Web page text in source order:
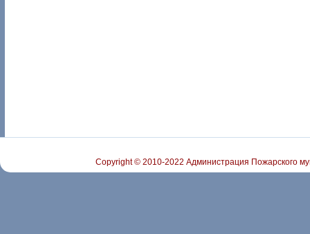
Copyright © 2010-2022 Администрация Пожарского